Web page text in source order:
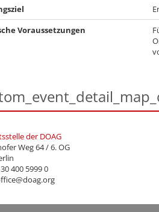
Voraussetzungen
der DOAG
Weg 64 / 6. OG
400 5999 0